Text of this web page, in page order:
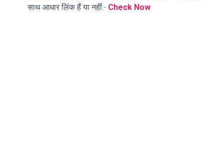
साथ आधार लिंक हैं या नहीं:- Check Now